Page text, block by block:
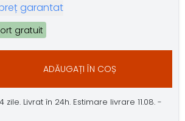
garantat
gratuit
ADĂUGAȚI ÎN COȘ
zile. Livrat în 24h. Estimare livrare 11.08. -